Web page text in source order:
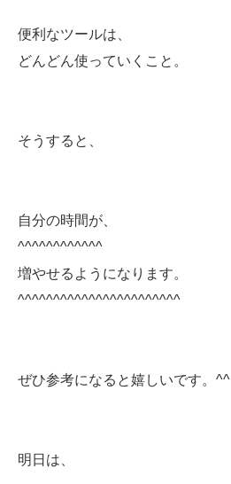
便利なツールは、
どんどん使っていくこと。
そうすると、
自分の時間が、
^^^^^^^^^^^^
増やせるようになります。
^^^^^^^^^^^^^^^^^^^^^^^
ぜひ参考になると嬉しいです。^^
明日は、